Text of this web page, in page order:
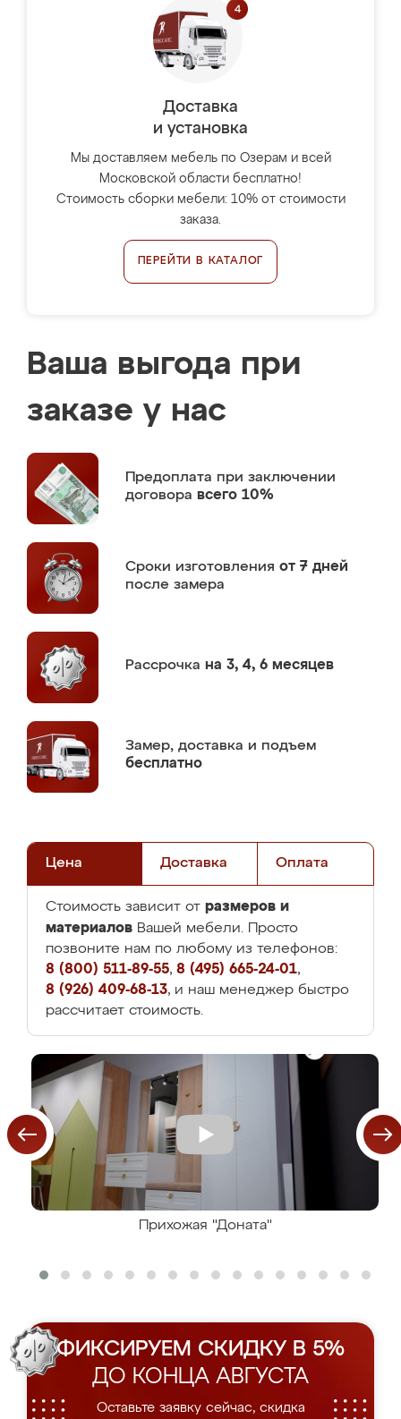
Доставка
и установка
Мы доставляем мебель по Озерам и всей
Московской области бесплатно!
Стоимость сборки мебели: 10% от стоимости
заказа.
ПЕРЕЙТИ В КАТАЛОГ
Ваша выгода при
заказе у нас
Предоплата при заключении
договора всего 10%
Сроки изготовления от 7 дней
после замера
Рассрочка на 3, 4, 6 месяцев
Замер, доставка и подъем
бесплатно
Цена Доставка Оплата
Стоимость зависит от размеров и
материалов Вашей мебели. Просто
позвоните нам по любому из телефонов:
8 (800) 511-89-55, 8 (495) 665-24-01,
8 (926) 409-68-13, и наш менеджер быстро
рассчитает стоимость.
Прихожая "Доната"
ФИКСИРУЕМ СКИДКУ В 5%
ДО КОНЦА АВГУСТА
Оставьте заявку сейчас, скидка